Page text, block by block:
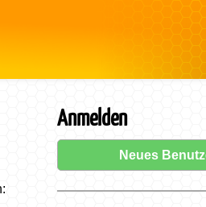
Anmelden
Neues